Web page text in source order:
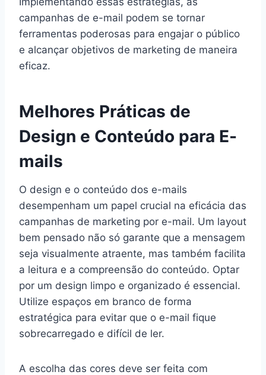
campanhas de e-mail podem se tornar
ferramentas poderosas para engajar o público
e alcançar objetivos de marketing de maneira
eficaz.
Melhores Práticas de
Design e Conteúdo para E-
mails
O design e o conteúdo dos e-mails
desempenham um papel crucial na eficácia das
campanhas de marketing por e-mail. Um layout
bem pensado não só garante que a mensagem
seja visualmente atraente, mas também facilita
a leitura e a compreensão do conteúdo. Optar
por um design limpo e organizado é essencial.
Utilize espaços em branco de forma
estratégica para evitar que o e-mail fique
sobrecarregado e difícil de ler.
A escolha das cores deve ser feita com